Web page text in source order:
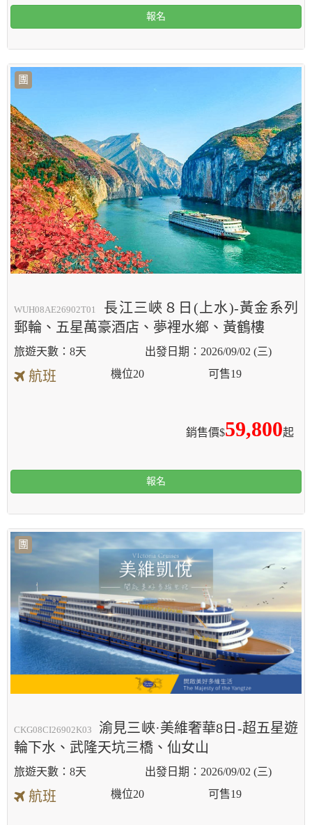
報名
團
WUH08AE26902T01
長江三峽８日(上水)-黃金系列
郵輪、五星萬豪酒店、夢裡水鄉、黃鶴樓
8天 2026/09/02 (三)
航班
銷售價$59,800起
機位20 可售19
報名
團
CKG08CI26902K03
渝見三峽·美維奢華8日-超五星遊
輪下水、武隆天坑三橋、仙女山
8天 2026/09/02 (三)
航班 機位20 可售19